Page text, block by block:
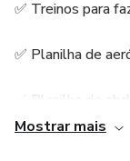
✅ Treinos para
✅ Planilha de
✅ Planilha de
Mostrar mais